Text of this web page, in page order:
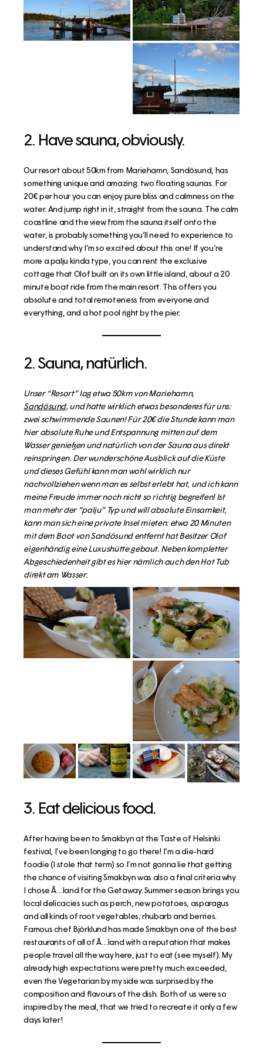
2. Have sauna, obviously.
Our resort about 50km from Mariehamn, Sandösund, has
something unique and amazing: two floating saunas. For
20€ per hour you can enjoy pure bliss and calmness on the
water. And jump right in it, straight from the sauna. The calm
coastline and the view from the sauna itself onto the
water, is probably something you’ll need to experience to
understand why I’m so excited about this one! If you’re
more a palju kinda type, you can rent the exclusive
cottage that Olof built on its own little island, about a 20
minute boat ride from the main resort. This offers you
absolute and total remoteness from everyone and
everything, and a hot pool right by the pier.
2. Sauna, natürlich.
Unser “Resort” lag etwa 50km von Mariehamn,
Sandösund, und hatte wirklich etwas besonderes für uns:
zwei schwimmende Saunen! Für 20€ die Stunde kann man
hier absolute Ruhe und Entspannung mitten auf dem
Wasser genießen und natürlich von der Sauna aus direkt
reinspringen. Der wunderschöne Ausblick auf die Küste
und dieses Gefühl kann man wohl wirklich nur
nachvollziehen wenn man es selbst erlebt hat, und ich kann
meine Freude immer noch nicht so richtig begreifen! Ist
man mehr der “palju” Typ und will absolute Einsamkeit,
kann man sich eine private Insel mieten: etwa 20 Minuten
mit dem Boot von Sandösund entfernt hat Besitzer Olof
eigenhändig eine Luxushütte gebaut. Neben kompletter
Abgeschiedenheit gibt es hier nämlich auch den Hot Tub
direkt am Wasser.
3. Eat delicious food.
After having been to Smakbyn at the Taste of Helsinki
festival, I’ve been longing to go there! I’m a die-hard
foodie (I stole that term) so I’m not gonna lie that getting
the chance of visiting Smakbyn was also a final criteria why
I chose Ã…land for the Getaway. Summer season brings you
local delicacies such as perch, new potatoes, asparagus
and all kinds of root vegetables; rhubarb and berries.
Famous chef Björklund has made Smakbyn one of the best
restaurants of all of Ã…land with a reputation that makes
people travel all the way here, just to eat (see myself). My
already high expectations were pretty much exceeded,
even the Vegetarian by my side was surprised by the
composition and flavours of the dish. Both of us were so
inspired by the meal, that we tried to recreate it only a few
days later!